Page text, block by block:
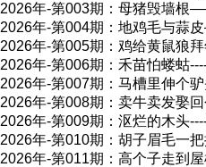
2026年-第003期：母猪毁墙根
2026年-第004期：地鸡毛与蒜
2026年-第005期：鸡给黄鼠狼
2026年-第006期：禾苗怕蝼蛄
2026年-第007期：马槽里伸个
2026年-第008期：卖牛卖发娶
2026年-第009期：沤烂的木头
2026年-第010期：胡子眉毛一
2026年-第011期：高个子走到